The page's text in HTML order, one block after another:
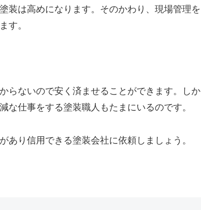
装は高めになります。そのかわり、現場管理を
す。
らないので安く済ませることができます。しか
な仕事をする塗装職人もたまにいるのです。
あり信用できる塗装会社に依頼しましょう。